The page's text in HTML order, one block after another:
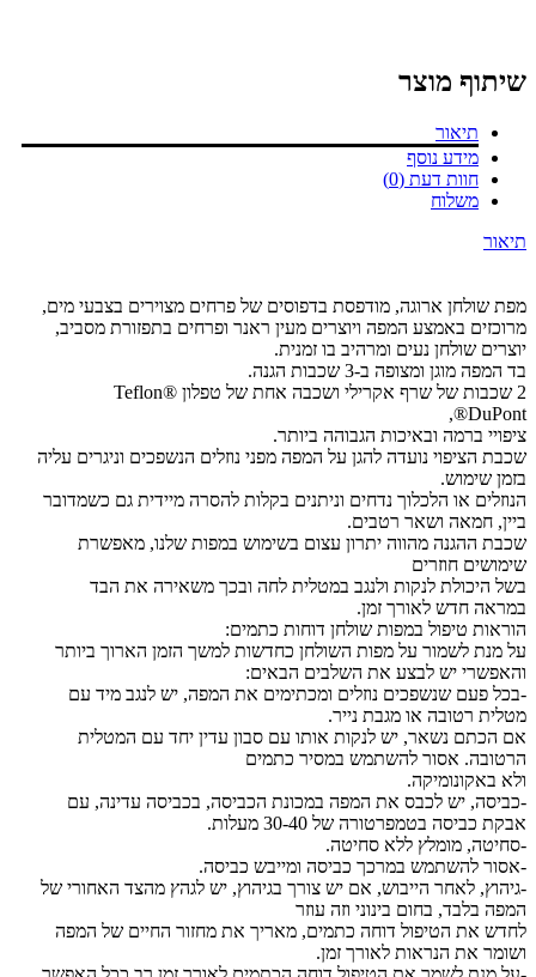
שיתוף מוצר
תיאור
מידע נוסף
חוות דעת (0)
משלוח
תיאור
מפת שולחן ארוגה, מודפסת בדפוסים של פרחים מצוירים בצבעי מים,
מרוכזים באמצע המפה ויוצרים מעין ראנר ופרחים בתפזורת מסביב,
יוצרים שולחן נעים ומרהיב בו זמנית.
בד המפה מוגן ומצופה ב-3 שכבות הגנה.
2 שכבות של שרף אקרילי ושכבה אחת של טפלון Teflon®
DuPont®,
ציפויי ברמה ובאיכות הגבוהה ביותר.
שכבת הציפוי נועדה להגן על המפה מפני נוזלים הנשפכים וניגרים עליה
בזמן שימוש.
הנוזלים או הלכלוך נדחים וניתנים בקלות להסרה מיידית גם כשמדובר
ביין, חמאה ושאר רטבים.
שכבת ההגנה מהווה יתרון עצום בשימוש במפות שלנו, מאפשרת
שימושים חוזרים
בשל היכולת לנקות ולנגב במטלית לחה ובכך משאירה את הבד
במראה חדש לאורך זמן.
הוראות טיפול במפות שולחן דוחות כתמים:
על מנת לשמור על מפות השולחן כחדשות למשך הזמן הארוך ביותר
והאפשרי יש לבצע את השלבים הבאים:
-בכל פעם שנשפכים נוזלים ומכתימים את המפה, יש לנגב מיד עם
מטלית רטובה או מגבת נייר.
אם הכתם נשאר, יש לנקות אותו עם סבון עדין יחד עם המטלית
הרטובה. אסור להשתמש במסיר כתמים
ולא באקונומיקה.
-כביסה, יש לכבס את המפה במכונת הכביסה, בכביסה עדינה, עם
אבקת כביסה בטמפרטורה של 30-40 מעלות.
-סחיטה, מומלץ ללא סחיטה.
-אסור להשתמש במרכך כביסה ומייבש כביסה.
-גיהוץ, לאחר הייבוש, אם יש צורך בגיהוץ, יש לגהץ מהצד האחורי של
המפה בלבד, בחום בינוני וזה עוזר
לחדש את הטיפול דוחה כתמים, מאריך את מחזור החיים של המפה
ושומר את הנראות לאורך זמן.